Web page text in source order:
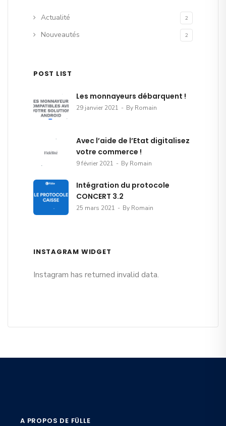
Actualité 2
Nouveautés 2
POST LIST
Les monnayeurs débarquent !
29 janvier 2021 By Romain
Avec l’aide de l’Etat digitalisez
votre commerce !
9 février 2021 By Romain
Intégration du protocole
CONCERT 3.2
25 mars 2021 By Romain
INSTAGRAM WIDGET
Instagram has returned invalid data.
A PROPOS DE FÜLLE